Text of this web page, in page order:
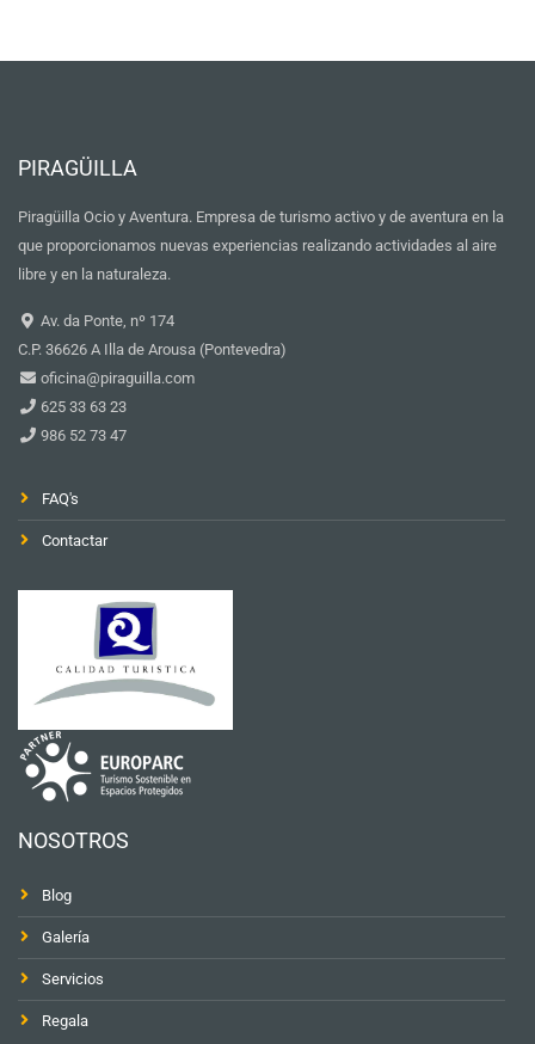
PIRAGÜILLA
Piragüilla Ocio y Aventura. Empresa de turismo activo y de aventura en la
que proporcionamos nuevas experiencias realizando actividades al aire
libre y en la naturaleza.
Av. da Ponte, nº 174
C.P. 36626 A Illa de Arousa (Pontevedra)
oficina@piraguilla.com
625 33 63 23
986 52 73 47
FAQ's
Contactar
NOSOTROS
Blog
Galería
Servicios
Regala